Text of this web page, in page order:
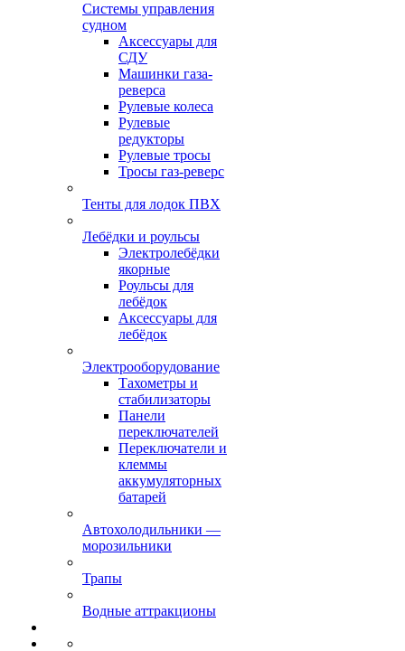
Системы управления
судном
Аксессуары для
СДУ
Машинки газа-
реверса
Рулевые колеса
Рулевые
редукторы
Рулевые тросы
Тросы газ-реверс
Тенты для лодок ПВХ
Лебёдки и роульсы
Электролебёдки
якорные
Роульсы для
лебёдок
Аксессуары для
лебёдок
Электрооборудование
Тахометры и
стабилизаторы
Панели
переключателей
Переключатели и
клеммы
аккумуляторных
батарей
Автохолодильники —
морозильники
Трапы
Водные аттракционы